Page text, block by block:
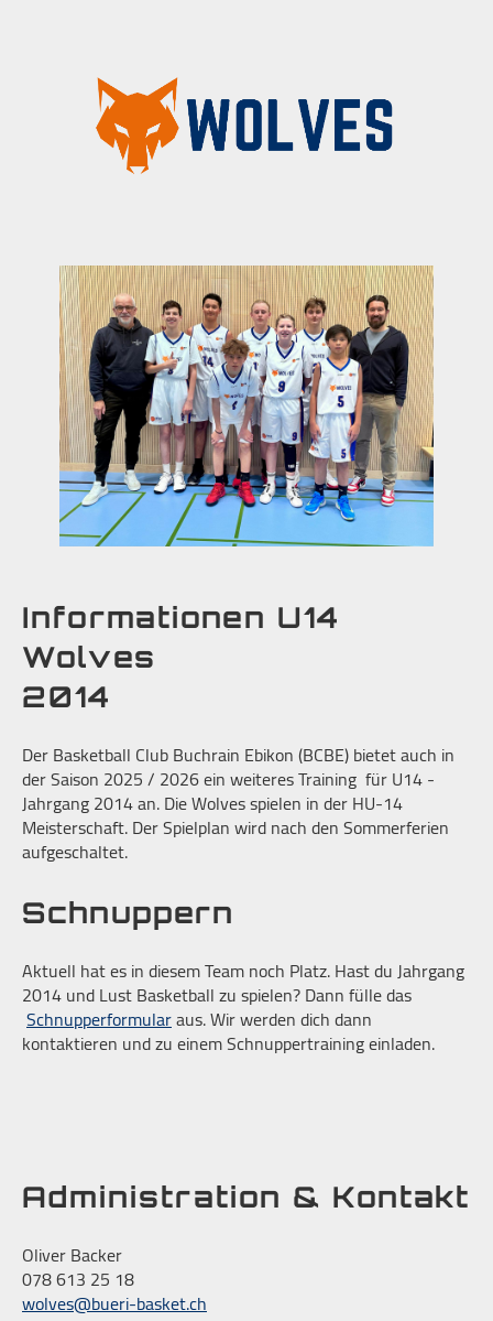
Informationen U14
Wolves
2014
Der Basketball Club Buchrain Ebikon (BCBE) bietet auch in
der Saison 2025 / 2026 ein weiteres Training für U14 -
Jahrgang 2014 an. Die Wolves spielen in der HU-14
Meisterschaft. Der Spielplan wird nach den Sommerferien
aufgeschaltet.
Schnuppern
Aktuell hat es in diesem Team noch Platz. Hast du Jahrgang
2014 und Lust Basketball zu spielen? Dann fülle das
Schnupperformularaus. Wir werden dich dann
kontaktieren und zu einem Schnuppertraining einladen.
Administration & Kontakt
Oliver Backer
078 613 25 18
wolves@bueri-basket.ch